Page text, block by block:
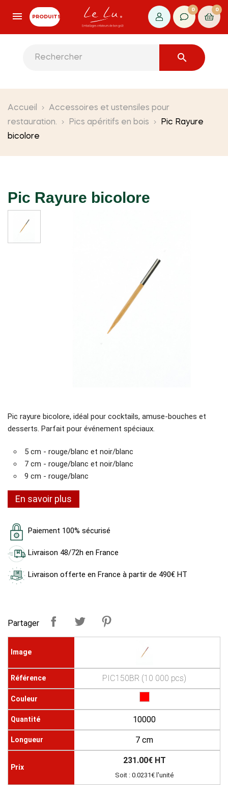
PRODUITS
0 0

Accueil
Accessoires et ustensiles pour
restauration.
Pics apéritifs en bois
Pic Rayure
bicolore
Pic Rayure bicolore
Pic rayure bicolore, idéal pour cocktails, amuse-bouches et
desserts. Parfait pour événement spéciaux.
5 cm - rouge/blanc et noir/blanc
7 cm - rouge/blanc et noir/blanc
9 cm - rouge/blanc
En savoir plus
Paiement 100% sécurisé
Livraison 48/72h en France
Livraison offerte en France à partir de 490€ HT
Partager
PIC150BR (10 000 pcs)
10000
7 cm
231.00€ HT
Soit : 0.0231€ l'unité